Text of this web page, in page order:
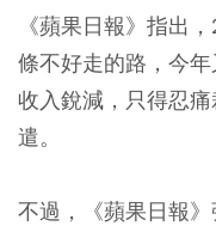
《蘋果日報》指出
條不好走的路，今
收入銳減，只得忍
遣。
不過，《蘋果日報